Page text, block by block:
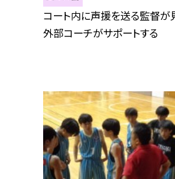
コート内に声援を送る監督が
外部コーチがサポートする